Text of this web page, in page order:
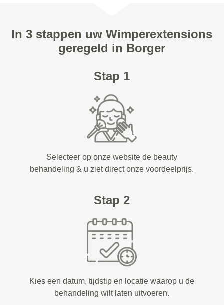
In 3 stappen uw Wimperextensions
geregeld in Borger
Stap 1
Selecteer op onze website de beauty
behandeling & u ziet direct onze voordeelprijs.
Stap 2
Kies een datum, tijdstip en locatie waarop u de
behandeling wilt laten uitvoeren.